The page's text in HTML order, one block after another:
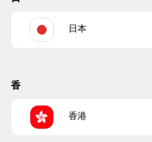
日本
香
香港